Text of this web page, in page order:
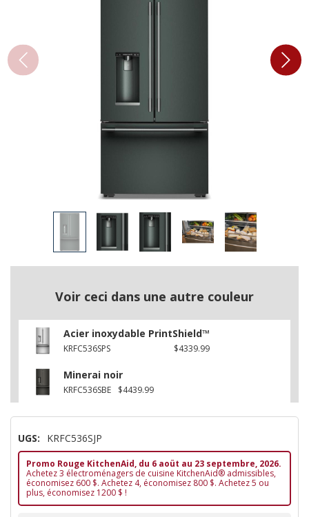
Voir ceci dans une autre couleur
Acier inoxydable PrintShield™
KRFC536SPS $4339.99
Minerai noir
KRFC536SBE $4439.99
UGS: KRFC536SJP
Promo Rouge KitchenAid, du 6 aoüt au 23 septembre, 2026.
Achetez 3 électroménagers de cuisine KitchenAid® admissibles,
économisez 600 $. Achetez 4, économisez 800 $. Achetez 5 ou
plus, économisez 1200 $ !